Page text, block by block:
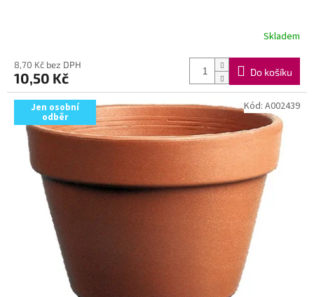
Skladem
8,70 Kč bez DPH
10,50 Kč Do košíku
Jen osobní
odběr
Kód: A002439